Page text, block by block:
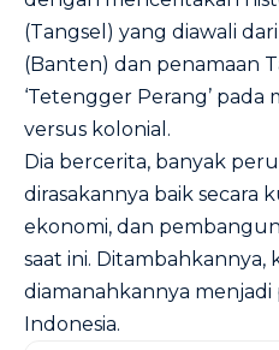
(Tangsel) yang diawali
(Banten) dan penamaan
‘Tetengger Perang’
versus kolonial.
Dia bercerita, banyak
dirasakannya baik secara
ekonomi, dan
saat ini. Ditambahkannya,
diamanahkannya
Indonesia.